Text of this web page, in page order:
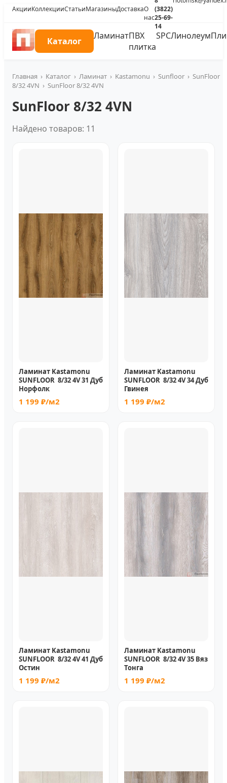
АкцииКоллекцииСтатьиМагазиныДоставкаО
нас
(3822)
25-69-
14
Каталог ЛаминатПВХ
плитка
SPCЛинолеум
Главная › Каталог › Ламинат › Kastamonu › Sunfloor › SunFloor
8/32 4VN › SunFloor 8/32 4VN
SunFloor 8/32 4VN
Найдено товаров: 11
Ламинат Kastamonu
SUNFLOOR 8/32 4V 31 Дуб
Норфолк
1 199 ₽/м2
Ламинат Kastamonu
SUNFLOOR 8/32 4V 34 Дуб
Гвинея
1 199 ₽/м2
Ламинат Kastamonu
SUNFLOOR 8/32 4V 41 Дуб
Остин
1 199 ₽/м2
Ламинат Kastamonu
SUNFLOOR 8/32 4V 35 Вяз
Тонга
1 199 ₽/м2